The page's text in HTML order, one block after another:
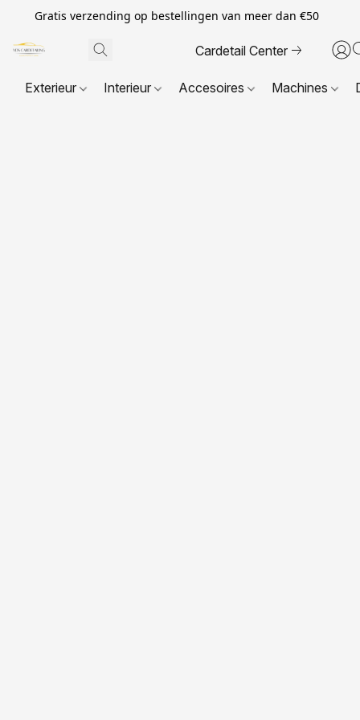
Gratis verzending op bestellingen van meer dan €50
Cardetail Center
Exterieur Interieur Accesoires Machines